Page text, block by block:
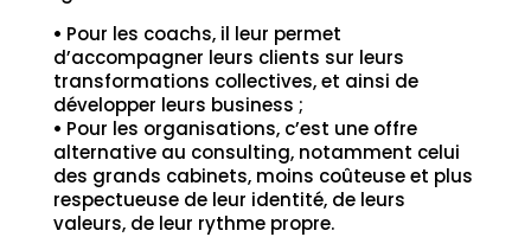
• Pour les coachs, il leur permet
d’accompagner leurs clients sur leurs
transformations collectives, et ainsi de
développer leurs business ;
• Pour les organisations, c’est une offre
alternative au consulting, notamment celui
des grands cabinets, moins coûteuse et plus
respectueuse de leur identité, de leurs
valeurs, de leur rythme propre.